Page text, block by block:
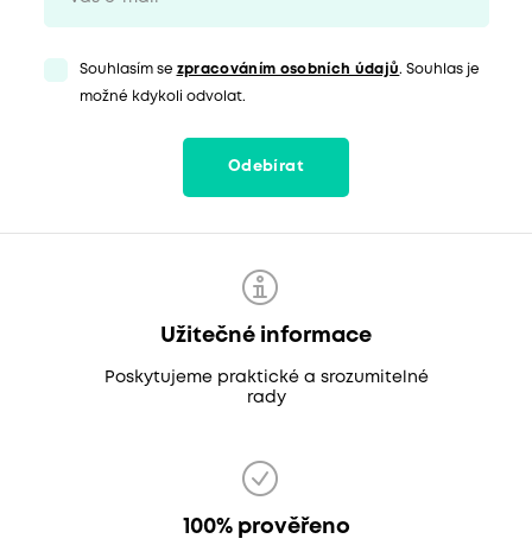
Souhlasím se zpracováním osobních údajů. Souhlas je
možné kdykoli odvolat.
Odebírat
Užitečné informace
Poskytujeme praktické a srozumitelné
rady
100% prověřeno